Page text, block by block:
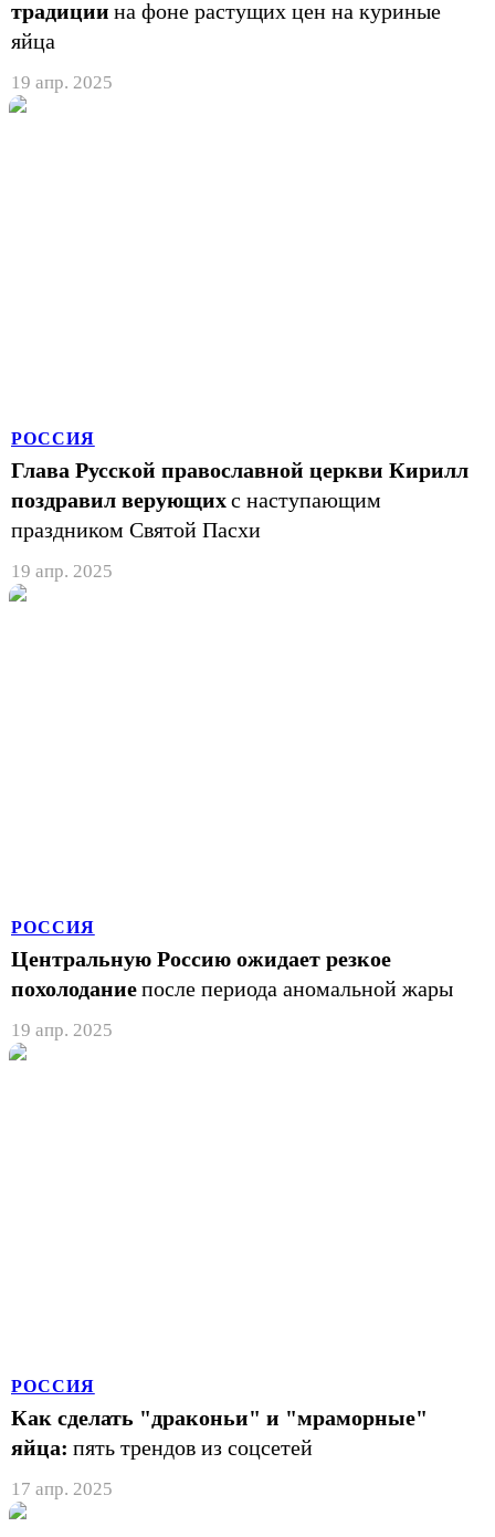
традиции на фоне растущих цен на куриные
яйца
19 апр. 2025
РОССИЯ
Глава Русской православной церкви Кирилл
поздравил верующихс наступающим
праздником Святой Пасхи
19 апр. 2025
РОССИЯ
Центральную Россию ожидает резкое
похолоданиепосле периода аномальной жары
19 апр. 2025
РОССИЯ
Как сделать "драконьи" и "мраморные"
яйца: пять трендов из соцсетей
17 апр. 2025